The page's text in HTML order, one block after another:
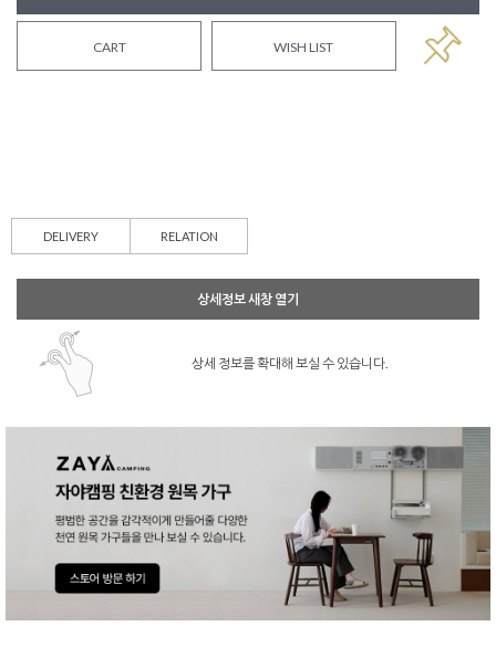
CART WISH LIST
DELIVERY RELATION
상세정보 새창 열기
상세 정보를 확대해 보실 수 있습니다.